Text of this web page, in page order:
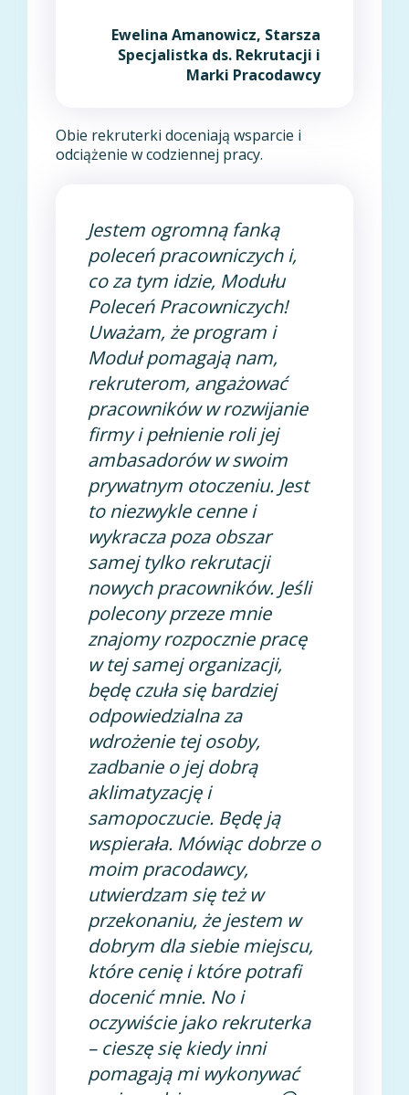
Ewelina Amanowicz, Starsza
Specjalistka ds. Rekrutacji i
Marki Pracodawcy
Obie rekruterki doceniają wsparcie i
odciążenie w codziennej pracy.
Jestem ogromną fanką
poleceń pracowniczych i,
co za tym idzie, Modułu
Poleceń Pracowniczych!
Uważam, że program i
Moduł pomagają nam,
rekruterom, angażować
pracowników w rozwijanie
firmy i pełnienie roli jej
ambasadorów w swoim
prywatnym otoczeniu. Jest
to niezwykle cenne i
wykracza poza obszar
samej tylko rekrutacji
nowych pracowników. Jeśli
polecony przeze mnie
znajomy rozpocznie pracę
w tej samej organizacji,
będę czuła się bardziej
odpowiedzialna za
wdrożenie tej osoby,
zadbanie o jej dobrą
aklimatyzację i
samopoczucie. Będę ją
wspierała. Mówiąc dobrze o
moim pracodawcy,
utwierdzam się też w
przekonaniu, że jestem w
dobrym dla siebie miejscu,
które cenię i które potrafi
docenić mnie. No i
oczywiście jako rekruterka
– cieszę się kiedy inni
pomagają mi wykonywać